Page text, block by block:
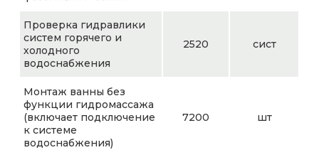
Проверка гидравлики
систем горячего и
холодного
водоснабжения
2520 сист
Монтаж ванны без
функции гидромассажа
(включает подключение
к системе
водоснабжения)
7200 шт